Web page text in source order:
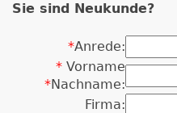
Sie sind Neukunde?
*Anrede:
* Vorname
*Nachname:
Firma: